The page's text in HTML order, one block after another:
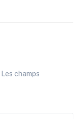
Les champs